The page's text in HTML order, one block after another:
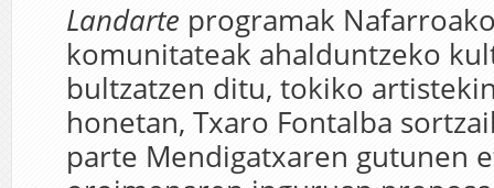
Landarte programak
komunitateak ahalduntzeko
bultzatzen ditu, tokiko
honetan, Txaro Fontalba
parte Mendigatxaren gutunen